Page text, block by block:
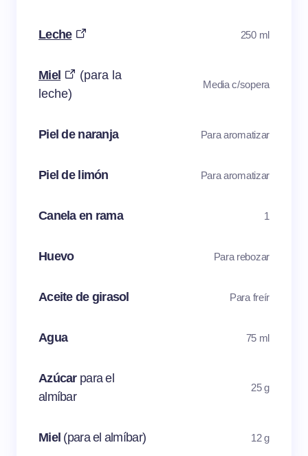
Leche 250 ml
Miel
(para la
leche)
Media c/sopera
Piel de naranja Para aromatizar
Piel de limón Para aromatizar
Canela en rama 1
Huevo Para rebozar
Aceite de girasol Para freír
Agua 75 ml
Azúcar para el
almíbar
25 g
Miel (para el almíbar) 12 g